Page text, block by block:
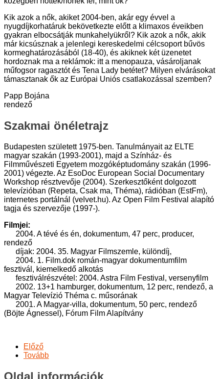
Kik azok a nők, akiket 2004-ben, akár egy évvel a
nyugdíjkorhatáruk bekövetkezte előtt a klimaxos éveikben
gyakran elbocsátják munkahelyükről? Kik azok a nők, akik
már kicsúsznak a jelenlegi kereskedelmi célcsoport bűvös
kormeghatározásából (18-40), és akiknek két üzenetet
hordoznak ma a reklámok: itt a menopauza, vásároljanak
műfogsor ragasztót és Tena Lady betétet? Milyen elvárásokat
támasztanak ők az Európai Uniós csatlakozással szemben?
Papp Bojána
rendező
Szakmai önéletrajz
Budapesten született 1975-ben. Tanulmányait az ELTE
magyar szakán (1993-2001), majd a Színház- és
Filmművészeti Egyetem mozgóképtudomány szakán (1996-
2001) végezte. Az EsoDoc European Social Documentary
Workshop résztvevője (2004). Szerkesztőként dolgozott
televízióban (Repeta, Csak ma, Théma), rádióban (EstFm),
internetes portálnál (velvet.hu). Az Open Film Festival alapító
tagja és szervezője (1997-).
Filmjei:
2004. A tévé és én, dokumentum, 47 perc, producer,
rendező
díjak: 2004. 35. Magyar Filmszemle, különdíj,
2004. 1. Film.dok román-magyar dokumentumfilm
fesztivál, kiemelkedő alkotás
fesztiválrészvétel: 2004. Astra Film Festival, versenyfilm
2002. 13+1 hamburger, dokumentum, 12 perc, rendező, a
Magyar Televízió Théma c. műsorának
2001. A Magyar-villa, dokumentum, 50 perc, rendező
(Böjte Ágnessel), Fórum Film Alapítvány
Előző
Tovább